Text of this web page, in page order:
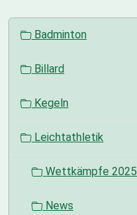
Badminton
Billard
Kegeln
Leichtathletik
Wettkämpfe 2025
News